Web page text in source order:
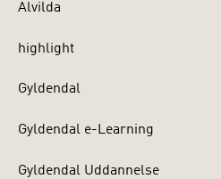
Alvilda
highlight
Gyldendal
Gyldendal e-Learning
Gyldendal Uddannelse